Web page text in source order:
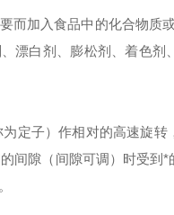
而加入食品中的化合物质
漂白剂、膨松剂、着色
定子）作相对的高速旋
间隙（间隙可调）时受到